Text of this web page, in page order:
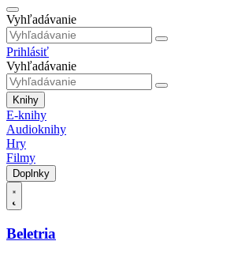
Vyhľadávanie
Prihlásiť
Vyhľadávanie
Knihy
E-knihy
Audioknihy
Hry
Filmy
Doplnky
Beletria